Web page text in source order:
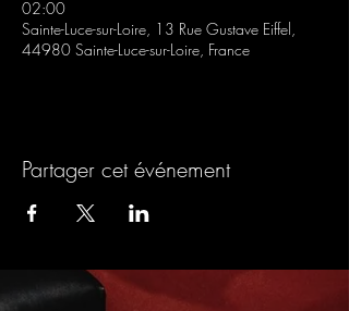
02:00
Sainte-Luce-sur-Loire, 13 Rue Gustave Eiffel,
44980 Sainte-Luce-sur-Loire, France
Partager cet événement